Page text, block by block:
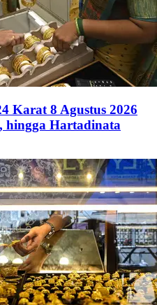
Karat 8 Agustus 2026
hingga Hartadinata